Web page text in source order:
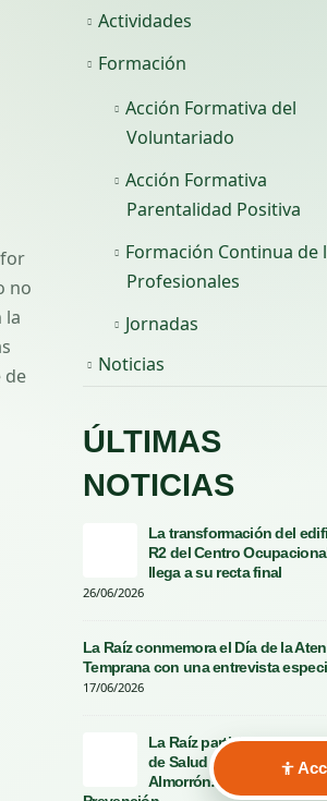
no
la
de
Actividades
Formación
Acción Formativa del
Voluntariado
Acción Formativa
Parentalidad Positiva
Formación Continua de
Profesionales
Jornadas
Noticias
ÚLTIMAS
NOTICIAS
La transformación del
R2 del Centro
llega a su recta final
26/06/2026
La Raíz conmemora el Día de la
Temprana con una entrevista
17/06/2026
La Raíz participa en la
de Salud Comunitaria El
Almorrón: Bienestar y